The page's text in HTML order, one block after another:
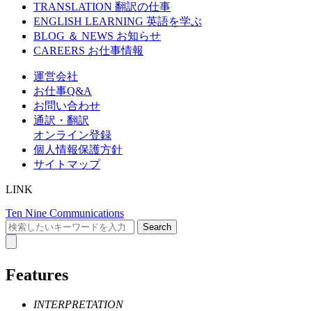
TRANSLATION 翻訳の仕事
ENGLISH LEARNING 英語を学ぶ
BLOG ＆ NEWS お知らせ
CAREERS お仕事情報
運営会社
お仕事Q&A
お問い合わせ
通訳・翻訳
オンライン登録
個人情報保護方針
サイトマップ
LINK
Ten Nine Communications
Features
INTERPRETATION